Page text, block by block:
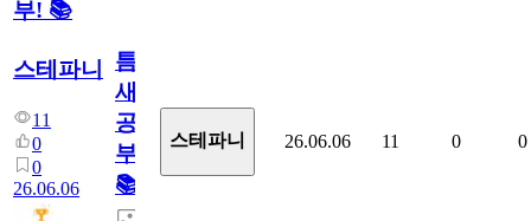
부! 📚
스테파니
11
0
0
26.06.06
틈
새
공
부!
📚
스테파니 26.06.06 11 0 0